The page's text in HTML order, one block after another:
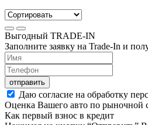
Выгодный TRADE-IN
Заполните заявку на Trade-In и
отправить
Даю согласие на обработку
Оценка Вашего авто по рыночной
Как первый взнос в кредит